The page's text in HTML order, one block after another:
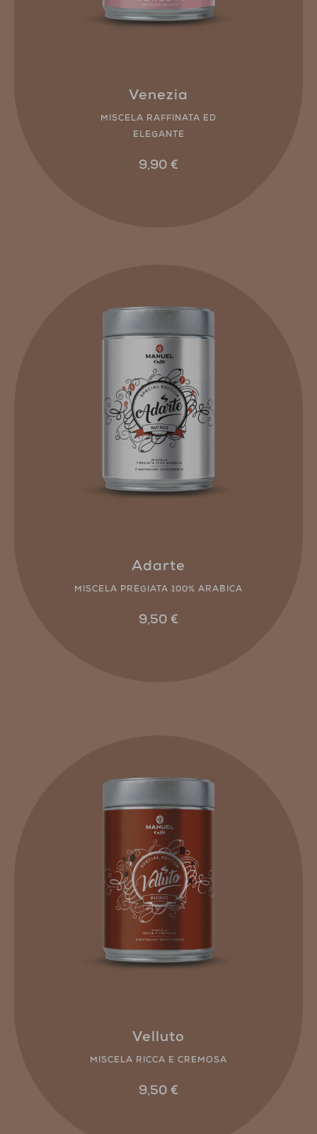
Venezia
MISCELA RAFFINATA ED
ELEGANTE
9,90 €
Adarte
MISCELA PREGIATA 100% ARABICA
9,50 €
Velluto
MISCELA RICCA E CREMOSA
9,50 €